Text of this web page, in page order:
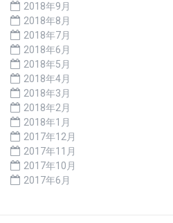
2018年9月
2018年8月
2018年7月
2018年6月
2018年5月
2018年4月
2018年3月
2018年2月
2018年1月
2017年12月
2017年11月
2017年10月
2017年6月